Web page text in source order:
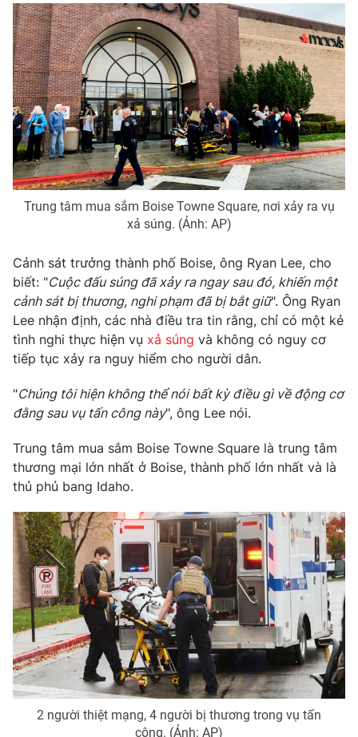
Học trực tuyến
Hitech Công nghệ tương lai
Sản phẩm
Thị trường
Tư vấn
Giao lưu trực tuyến
Lịch phát sóng
Chuyên mục khác
Emagazine Podcast
Photo Infographic
Video Shorts video
VTV Money VTV Thể thao
VTV Sức khoẻ Bất động sản
Thị trường 24h Tấm lòng Việt
VTV4 Vươn mình bằng AI
VTV9
Liên hệ tòa soạn English
THỜI BÁO VTV
Theo dõi báo trên
Trung tâm mua sắm Boise Towne Square, nơi xảy ra vụ
xả súng. (Ảnh: AP)
Cảnh sát trưởng thành phố Boise, ông Ryan Lee, cho
biết: "Cuộc đấu súng đã xảy ra ngay sau đó, khiến một
cảnh sát bị thương, nghi phạm đã bị bắt giữ". Ông Ryan
Lee nhận định, các nhà điều tra tin rằng, chỉ có một kẻ
tình nghi thực hiện vụ xả súng và không có nguy cơ
tiếp tục xảy ra nguy hiểm cho người dân.
"Chúng tôi hiện không thể nói bất kỳ điều gì về động cơ
đằng sau vụ tấn công này", ông Lee nói.
Trung tâm mua sắm Boise Towne Square là trung tâm
thương mại lớn nhất ở Boise, thành phố lớn nhất và là
thủ phủ bang Idaho.
2 người thiệt mạng, 4 người bị thương trong vụ tấn
công. (Ảnh: AP)